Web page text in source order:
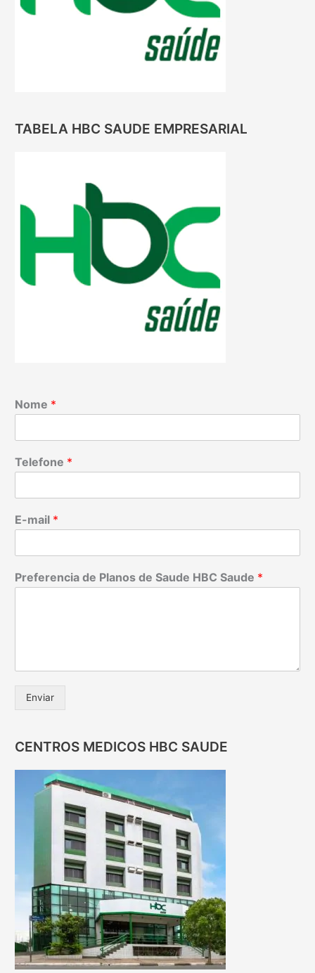
TABELA HBC SAUDE EMPRESARIAL
Nome *
Telefone *
E-mail *
Preferencia de Planos de Saude HBC Saude *
Enviar
CENTROS MEDICOS HBC SAUDE